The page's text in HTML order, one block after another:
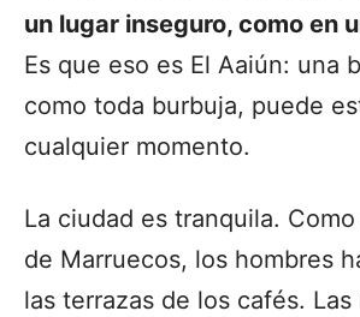
un lugar inseguro, como en
Es que eso es El Aaiún: una
como toda burbuja, puede
cualquier momento.
La ciudad es tranquila.
de Marruecos, los hombres
las terrazas de los cafés.